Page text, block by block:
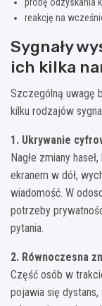
reakcję na
Sygnały
ich kilka
Szczególną uwagę
kilku rodzajów
1. Ukrywanie
Nagłe zmiany
ekranem w dół,
wiadomość. W
potrzeby
pytania.
2. Równoczesna
Część osób w
pojawia się dystans,